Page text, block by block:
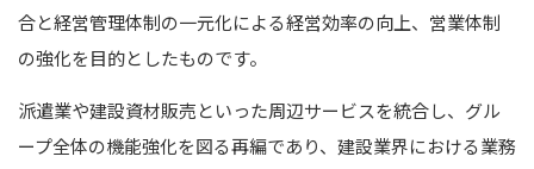
合と経営管理体制の一元化による経営効率の向上、営業体制
の強化を目的としたものです。
派遣業や建設資材販売といった周辺サービスを統合し、グル
ープ全体の機能強化を図る再編であり、建設業界における業務